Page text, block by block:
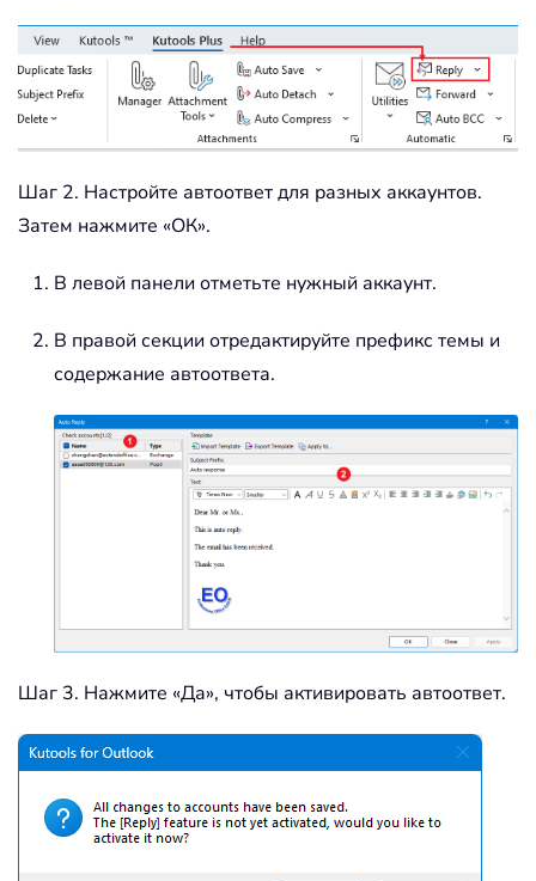
Шаг 2. Настройте автоответ для разных аккаунтов.
Затем нажмите «ОК».
В левой панели отметьте нужный аккаунт.
В правой секции отредактируйте префикс темы и
содержание автоответа.
Шаг 3. Нажмите «Да», чтобы активировать автоответ.